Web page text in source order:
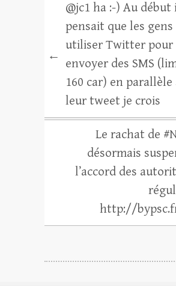
←
@jc1 ha :-) Au début
pensait que les gens
utiliser Twitter pour
envoyer des SMS
160 car) en parallèle
leur tweet je crois
Le rachat de
désormais
l’accord des
http://